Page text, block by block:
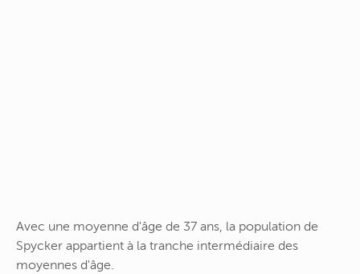
Avec une moyenne d'âge de 37 ans, la population de
Spycker appartient à la tranche intermédiaire des
moyennes d'âge.